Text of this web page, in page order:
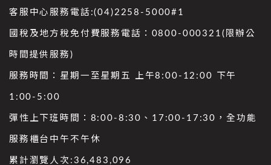
客服中心服務電話:(04)2258-5000#1
國稅及地方稅免付費服務電話：0800-000321(限辦公
時間提供服務)
服務時間：星期一至星期五 上午8:00-12:00 下午
1:00-5:00
彈性上下班時間：8:00-8:30、17:00-17:30，全功能
服務櫃台中午不午休
累計瀏覽人次: 36,483,096